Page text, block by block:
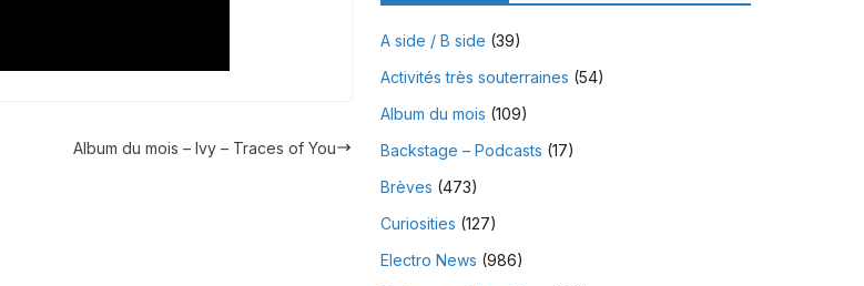
Album du mois – Ivy – Traces of You
A side / B side (39)
Activités très souterraines (54)
Album du mois (109)
Backstage – Podcasts (17)
Brèves (473)
Curiosities (127)
Electro News (986)